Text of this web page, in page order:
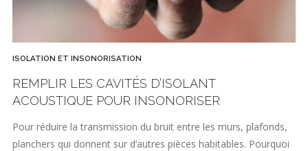
ISOLATION ET INSONORISATION
REMPLIR LES CAVITÉS D’ISOLANT
ACOUSTIQUE POUR INSONORISER
Pour réduire la transmission du bruit entre les murs, plafonds,
planchers qui donnent sur d’autres pièces habitables. Pourquoi